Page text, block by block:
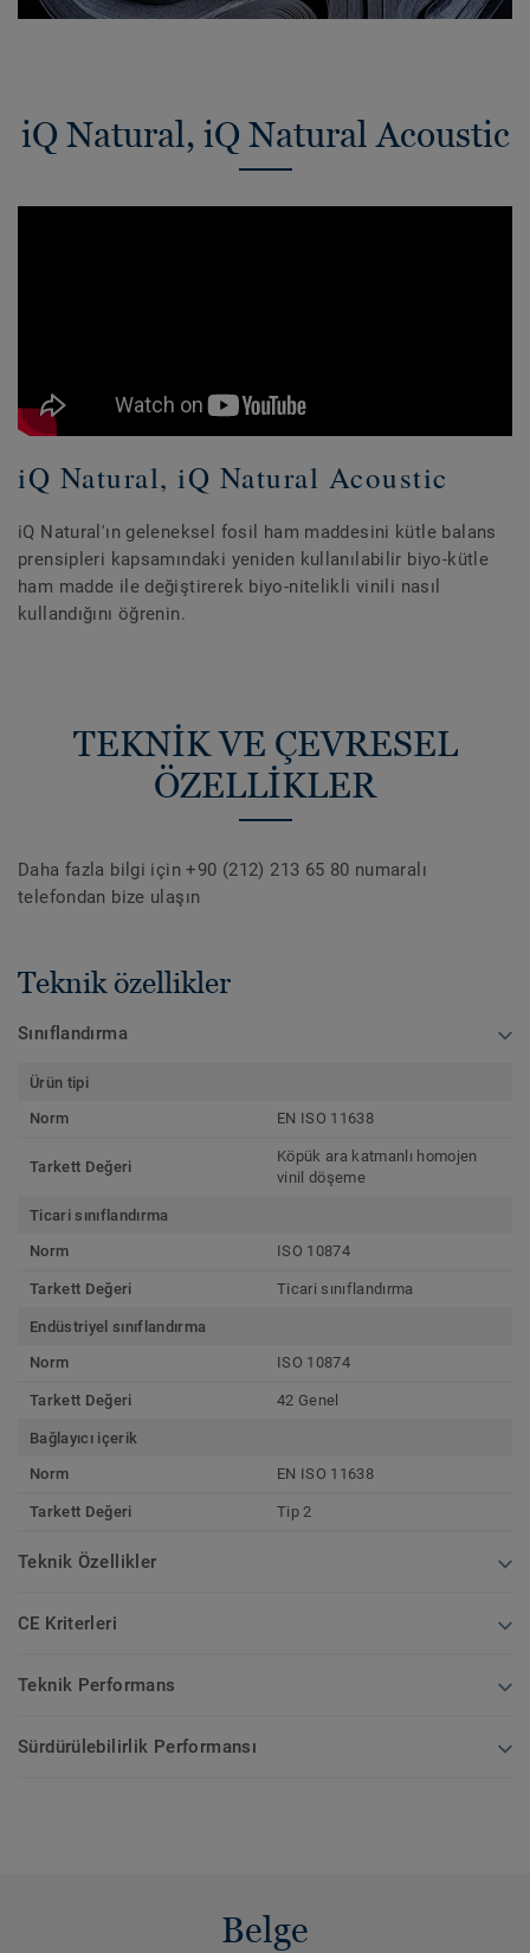
iQ Natural, iQ Natural Acoustic
iQ Natural, iQ Natural Acoustic
iQ Natural'ın geleneksel fosil ham maddesini kütle balans
prensipleri kapsamındaki yeniden kullanılabilir biyo-kütle
ham madde ile değiştirerek biyo-nitelikli vinili nasıl
kullandığını öğrenin.
TEKNİK VE ÇEVRESEL
ÖZELLİKLER
Daha fazla bilgi için +90 (212) 213 65 80 numaralı
telefondan bize ulaşın
Teknik özellikler
Sınıflandırma
Ürün tipi
Norm
EN ISO 11638
Tarkett Değeri
Köpük ara katmanlı homojen
vinil döşeme
Ticari sınıflandırma
Norm
ISO 10874
Tarkett Değeri Ticari sınıflandırma
Endüstriyel sınıflandırma
Norm
ISO 10874
Tarkett Değeri 42 Genel
Bağlayıcı içerik
Norm
EN ISO 11638
Tarkett Değeri Tip 2
Teknik Özellikler
CE Kriterleri
Teknik Performans
Sürdürülebilirlik Performansı
Belge